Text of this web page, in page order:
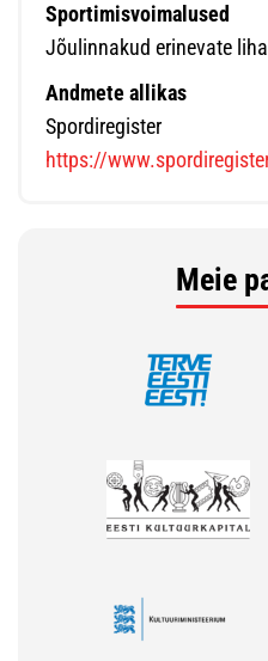
Sportimisvoimalused
Jõulinnakud erinevate
Andmete allikas
Spordiregister
https://
Meie